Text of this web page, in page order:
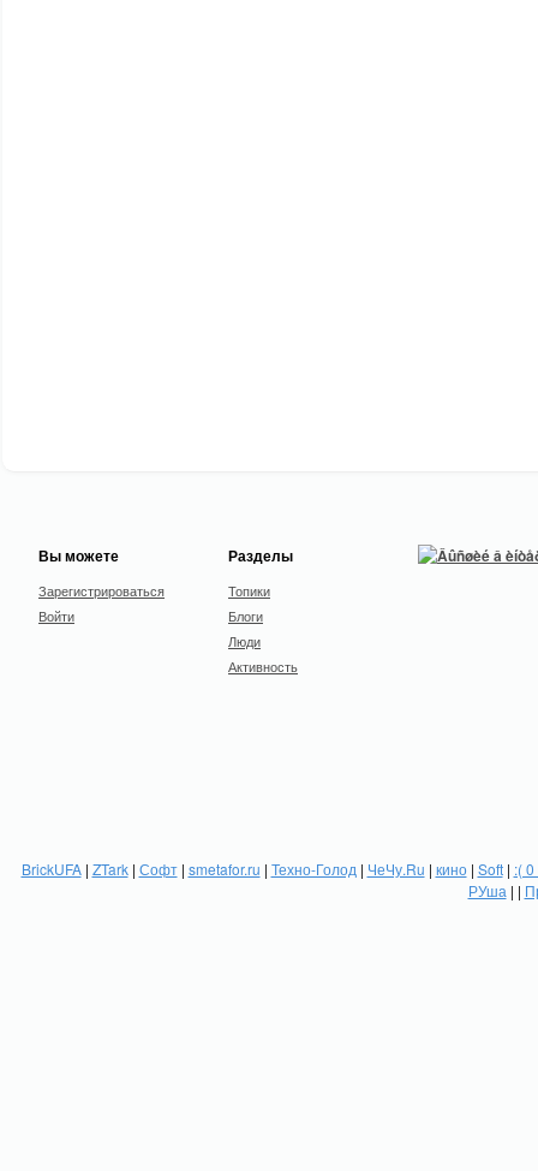
Вы можете
Зарегистрироваться
Войти
Разделы
Топики
Блоги
Люди
Активность
BrickUFA| ZTark| Софт| smetafor.ru | Техно-Голод | ЧеЧу.Ru | кино| Soft| :(
РУша | |